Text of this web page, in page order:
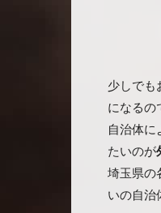
少しでも
になるの
自治体に
たいのが
埼玉県の
いの自治